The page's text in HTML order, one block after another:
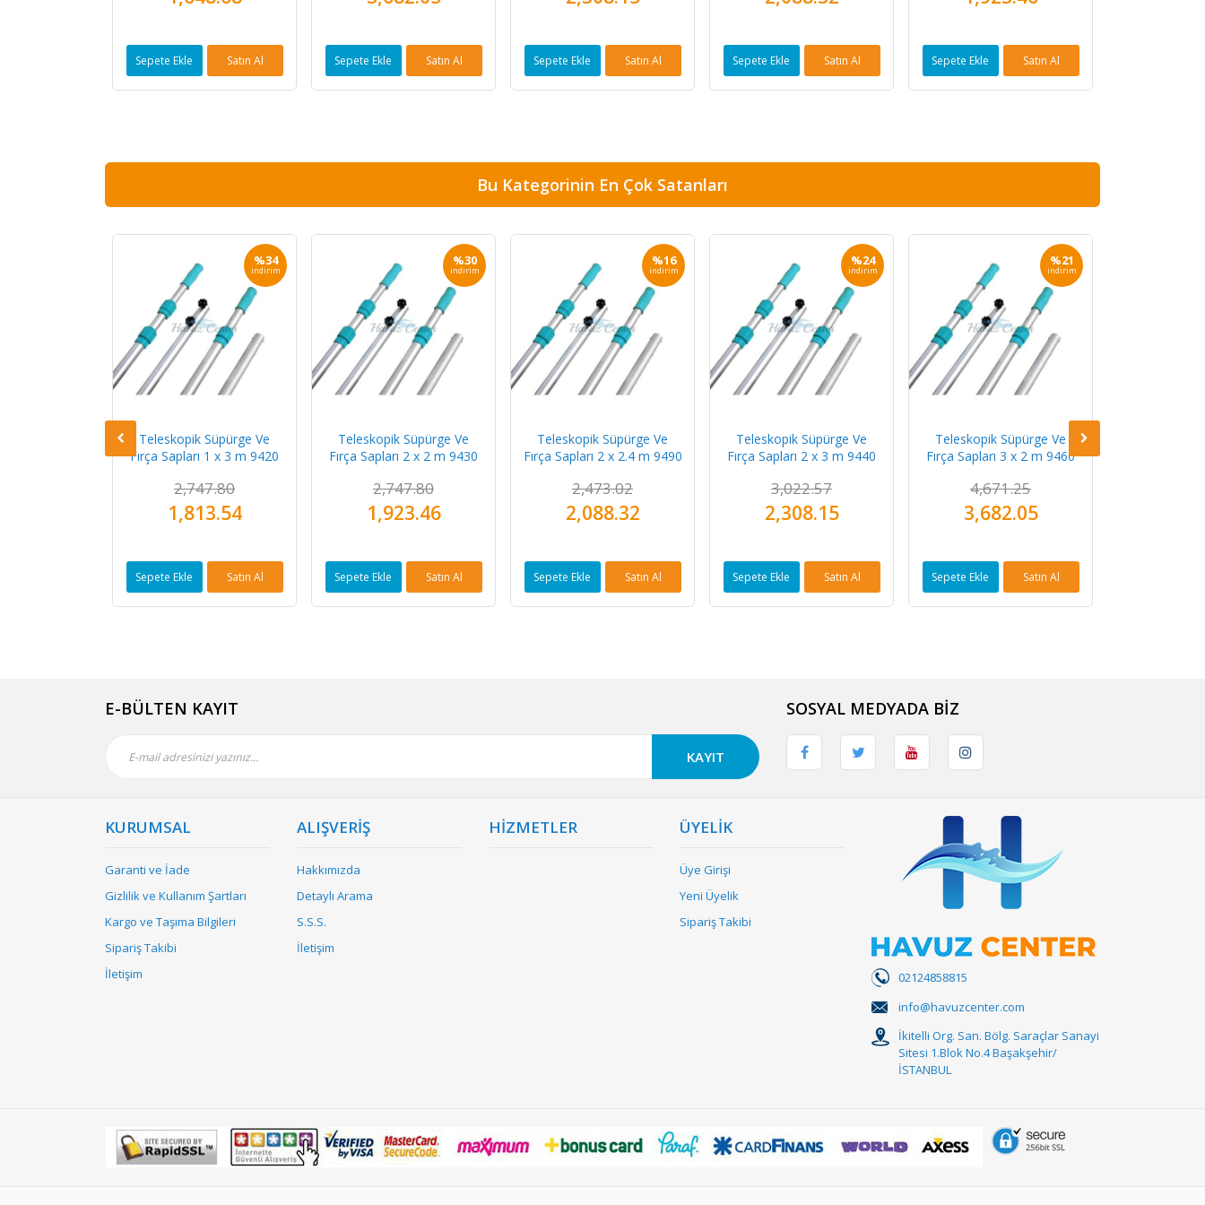
Sepete Ekle Satın Al Sepete Ekle Satın Al Sepete Ekle Satın Al Sepete Ekle Satın Al Sepete Ekle Satın Al
Bu Kategorinin En Çok Satanları
%34
indirim
Teleskopik Süpürge Ve
Fırça Sapları 1 x 3 m 9420
2,747.80
1,813.54
Sepete Ekle Satın Al
%30
indirim
Teleskopik Süpürge Ve
Fırça Sapları 2 x 2 m 9430
2,747.80
1,923.46
Sepete Ekle Satın Al
%16
indirim
Teleskopik Süpürge Ve
Fırça Sapları 2 x 2.4 m 9490
2,473.02
2,088.32
Sepete Ekle Satın Al
%24
indirim
Teleskopik Süpürge Ve
Fırça Sapları 2 x 3 m 9440
3,022.57
2,308.15
Sepete Ekle Satın Al
%21
indirim
Teleskopik Süpürge Ve
Fırça Sapları 3 x 2 m 9460
4,671.25
3,682.05
Sepete Ekle Satın Al
E-BÜLTEN KAYIT
KAYIT
SOSYAL MEDYADA BİZ
KURUMSAL
Garanti ve İade
Gizlilik ve Kullanım Şartları
Kargo ve Taşıma Bilgileri
Sipariş Takibi
İletişim
ALIŞVERİŞ
Hakkımızda
Detaylı Arama
S.S.S.
İletişim
HİZMETLER ÜYELİK
Üye Girişi
Yeni Üyelik
Sipariş Takibi
02124858815
info@havuzcenter.com
İkitelli Org. San. Bölg. Saraçlar Sanayi
Sitesi 1.Blok No.4 Başakşehir/
İSTANBUL